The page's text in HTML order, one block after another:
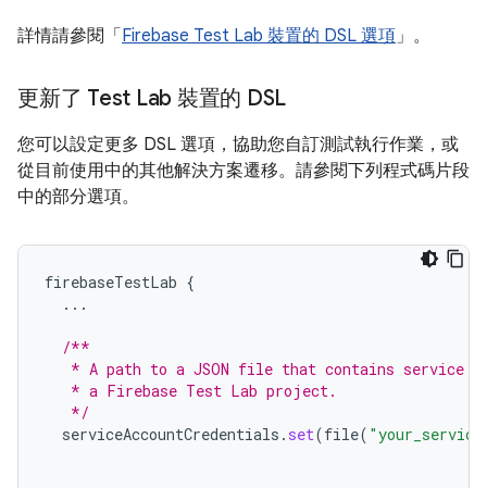
詳情請參閱「 Firebase Test Lab 裝置的 DSL 選項」。
更新了 Test Lab 裝置的 DSL
您可以設定更多 DSL 選項，協助您自訂測試執行作業，或
從目前使用中的其他解決方案遷移。請參閱下列程式碼片段
中的部分選項。
firebaseTestLab {
...
/**
* A path to a JSON file that contains service
   * a Firebase Test Lab project.
   */
serviceAccountCredentials . set(file(